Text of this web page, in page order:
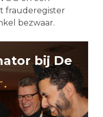
bij De
frauderegister
bezwaar.